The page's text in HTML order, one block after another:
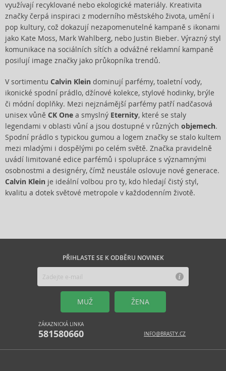
využívají recyklované nebo ekologické materiály. Kreativita
značky čerpá inspiraci z moderního městského života, umění i
pop kultury, což dokazují nezapomenutelné kampaně s ikonami
jako Kate Moss, Mark Wahlberg, nebo Justin Bieber. Výrazný styl
komunikace na sociálních sítích a odvážné reklamní kampaně
posilují image značky jako průkopníka trendů.
V sortimentu Calvin Klein dominují parfémy, toaletní vody,
ikonické spodní prádlo, džínové kolekce, stylové hodinky, brýle
či módní doplňky. Mezi nejznámější parfémy patří nadčasová
unisex vůně CK One a smyslný Eternity, které se staly
legendami v oblasti vůní a jsou dostupné v různých objemech.
Spodní prádlo s typickou gumou a logem značky se stalo kultem
mezi mladými i dospělými po celém světě. Značka pravidelně
uvádí limitované edice parfémů i spolupráce s významnými
osobnostmi a designéry, čímž neustále oslovuje nové generace.
Calvin Klein je ideální volbou pro ty, kdo hledají čistý styl,
kvalitu a dotek světové metropole v každodenním životě.
PŘIHLASTE SE K ODBĚRU NOVINEK
MUŽ ŽENA
ZÁKAZNICKÁ LINKA
581580660 INFO@BRASTY.CZ